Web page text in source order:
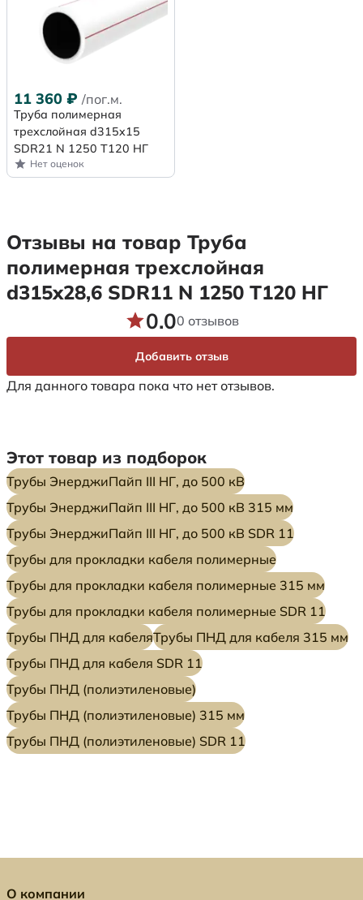
11 360 ₽ /пог.м.
Труба полимерная
трехслойная d315x15
SDR21 N 1250 Т120 НГ
Нет оценок
Отзывы на товар Труба
полимерная трехслойная
d315x28,6 SDR11 N 1250 Т120 НГ
Для данного товара пока что нет отзывов.
0.00 отзывов
Добавить отзыв
Этот товар из подборок
Трубы ЭнерджиПайп III НГ, до 500 кВ
Трубы ЭнерджиПайп III НГ, до 500 кВ 315 мм
Трубы ЭнерджиПайп III НГ, до 500 кВ SDR 11
Трубы для прокладки кабеля полимерные
Трубы для прокладки кабеля полимерные 315 мм
Трубы для прокладки кабеля полимерные SDR 11
Трубы ПНД для кабеляТрубы ПНД для кабеля 315 мм
Трубы ПНД для кабеля SDR 11
Трубы ПНД (полиэтиленовые)
Трубы ПНД (полиэтиленовые) 315 мм
Трубы ПНД (полиэтиленовые) SDR 11
О компании